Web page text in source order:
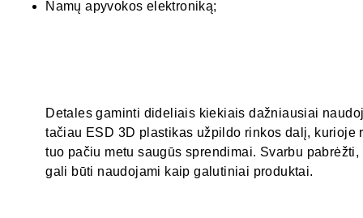
Namų apyvokos elektroniką;
Detales gaminti dideliais kiekiais dažniausiai
tačiau ESD 3D plastikas užpildo rinkos dalį, kurioje
tuo pačiu metu saugūs sprendimai. Svarbu
gali būti naudojami kaip galutiniai produktai.